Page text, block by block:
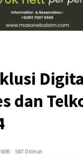
dan
587 Dilihat